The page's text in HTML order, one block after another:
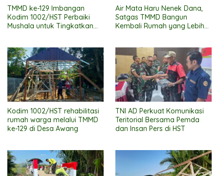
TMMD ke-129 Imbangan
Kodim 1002/HST Perbaiki
Mushala untuk Tingkatkan
Air Mata Haru Nenek Dana,
Satgas TMMD Bangun
Kembali Rumah yang Lebih
Kodim 1002/HST rehabilitasi
rumah warga melalui TMMD
ke-129 di Desa Awang
TNI AD Perkuat Komunikasi
Teritorial Bersama Pemda
dan Insan Pers di HST